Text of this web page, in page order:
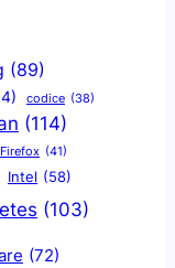
(89)
codice (38)
(114)
Firefox (41)
Intel (58)
(103)
(72)